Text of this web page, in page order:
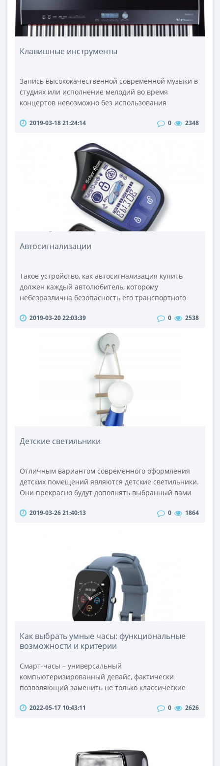
Клавишные инструменты
Запись высококачественной современной музыки в
студиях или исполнение мелодий во время
концертов невозможно без использования
рынок предлагает богатейший ассортимент этих
удовлетворить запросы как начинающих, так и
профессиональных исполнителей. Без проблем
можно купить продукцию Korg, Yamaha, Akai, Mackie,
2019-03-18 21:24:14 0 2348
Автосигнализации
Такое устройство, как автосигнализация купить
должен каждый автолюбитель, которому
небезразлична безопасность его транспортного
электронное устройство, предназначенное для
компонентов авто или находящихся в его салоне
вещей.Данные приспособления оповещают
владельца о несанкционированном проникновении
2019-03-20 22:03:39 0 2538
Детские светильники
Отличным вариантом современного оформления
детских помещений являются детские светильники.
Они прекрасно будут дополнять выбранный вами
освещать её, а от правильного расположения
представляет Вам большой ассортимент подобной
продукции, котор..
2019-03-26 21:40:13 0 1864
Как выбрать умные часы: функциональные
возможности и критерии
Смарт-часы – универсальный
компьютеризированный девайс, фактически
позволяющий заменить не только классические
огромные возможности для пользователя. Кроме
мессенджерах и т. д. Производители
совершенствуют смарт-часы, с каждым годо..
2022-05-17 10:43:11 0 2626